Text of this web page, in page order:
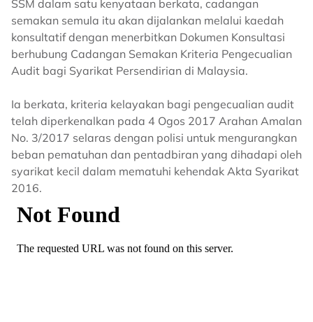
SSM dalam satu kenyataan berkata, cadangan
semakan semula itu akan dijalankan melalui kaedah
konsultatif dengan menerbitkan Dokumen Konsultasi
berhubung Cadangan Semakan Kriteria Pengecualian
Audit bagi Syarikat Persendirian di Malaysia.
Ia berkata, kriteria kelayakan bagi pengecualian audit
telah diperkenalkan pada 4 Ogos 2017 Arahan Amalan
No. 3/2017 selaras dengan polisi untuk mengurangkan
beban pematuhan dan pentadbiran yang dihadapi oleh
syarikat kecil dalam mematuhi kehendak Akta Syarikat
2016.